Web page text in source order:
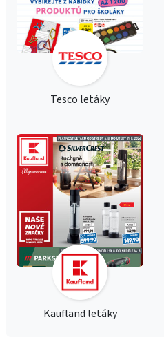
Tesco letáky
Kaufland letáky